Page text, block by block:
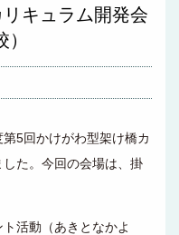
キュラム開発会
5回かけがわ型架け橋カ
た。今回の会場は、掛
活動（あきとなかよ